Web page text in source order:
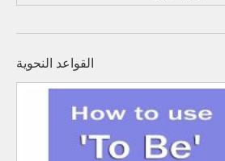
القواعد النحوية